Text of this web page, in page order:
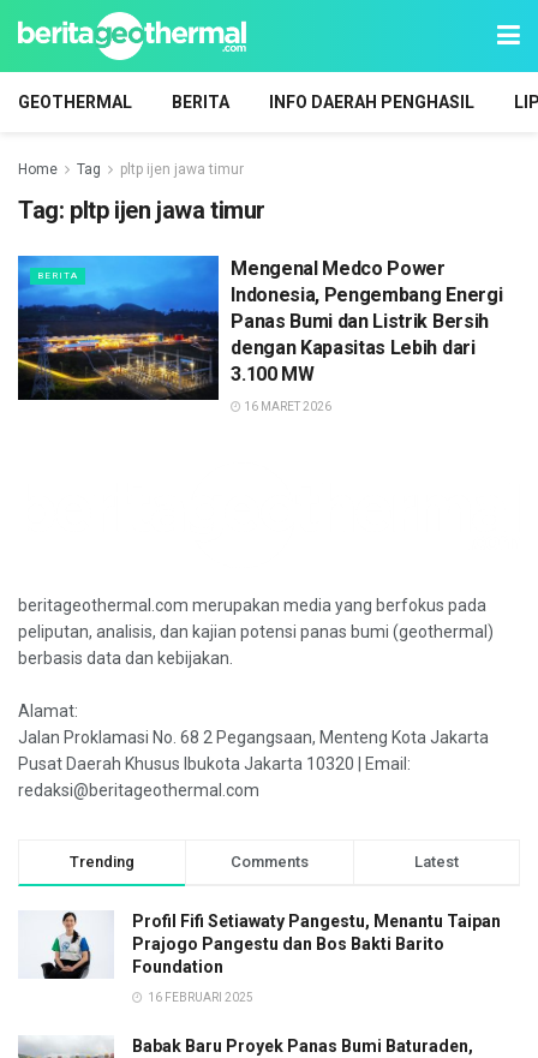
GEOTHERMAL BERITA INFO DAERAH PENGHASIL
Home Tag pltp ijen jawa timur
Tag: pltp ijen jawa timur
BERITA
Mengenal Medco Power
Indonesia, Pengembang Energi
Panas Bumi dan Listrik Bersih
dengan Kapasitas Lebih dari
3.100 MW
16 MARET 2026
beritageothermal.com merupakan media yang berfokus pada
peliputan, analisis, dan kajian potensi panas bumi (geothermal)
berbasis data dan kebijakan.
Alamat:
Jalan Proklamasi No. 68 2 Pegangsaan, Menteng Kota Jakarta
Pusat Daerah Khusus Ibukota Jakarta 10320 | Email:
redaksi@beritageothermal.com
Trending Comments Latest
Profil Fifi Setiawaty Pangestu, Menantu Taipan
Prajogo Pangestu dan Bos Bakti Barito
Foundation
16 FEBRUARI 2025
Babak Baru Proyek Panas Bumi Baturaden,